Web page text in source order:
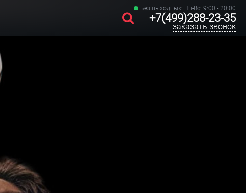
Без выходных: Пн-Вс: 9:00 - 20:00
+7(499)288-23-35
заказать звонок